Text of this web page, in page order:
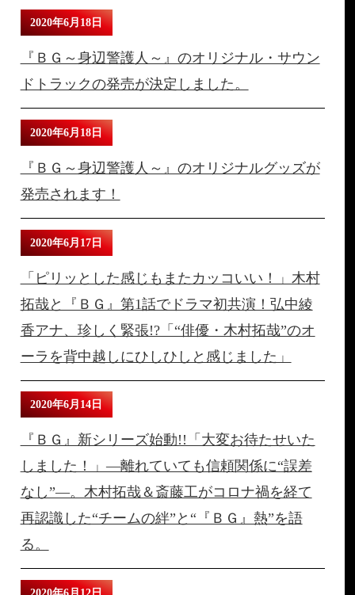
2020年6月18日
『ＢＧ～身辺警護人～』のオリジナル・サウン
ドトラックの発売が決定しました。
2020年6月18日
『ＢＧ～身辺警護人～』のオリジナルグッズが
発売されます！
2020年6月17日
「ピリッとした感じもまたカッコいい！」木村
拓哉と『ＢＧ』第1話でドラマ初共演！弘中綾
香アナ、珍しく緊張!?「“俳優・木村拓哉”のオ
ーラを背中越しにひしひしと感じました」
2020年6月14日
『ＢＧ』新シリーズ始動!!「大変お待たせいた
しました！」―離れていても信頼関係に“誤差
なし”―。木村拓哉＆斎藤工がコロナ禍を経て
再認識した“チームの絆”と“『ＢＧ』熱”を語
る。